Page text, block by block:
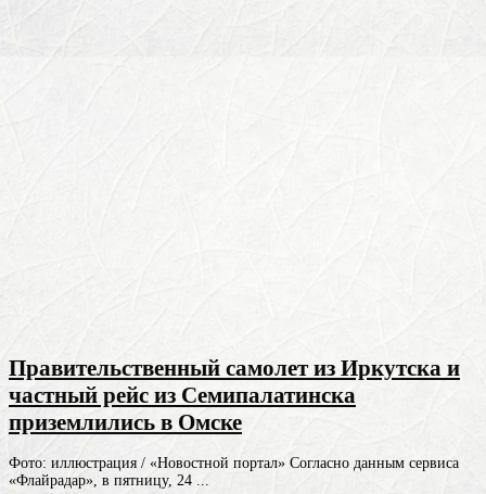
Правительственный самолет из Иркутска и
частный рейс из Семипалатинска
приземлились в Омске
Фото: иллюстрация / «Новостной портал» Согласно данным сервиса
«Флайрадар», в пятницу, 24 ...